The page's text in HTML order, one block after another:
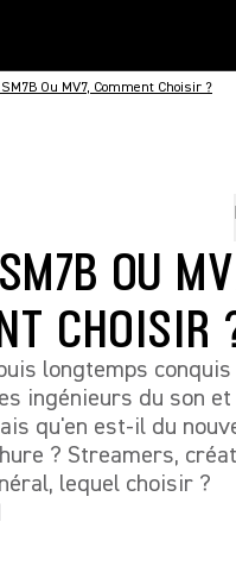
Ou MV7, Comment Choisir ?
OU
CHOISIR
longtemps
ingénieurs du son
qu'en est-il du
? Streamers,
lequel choisir ?